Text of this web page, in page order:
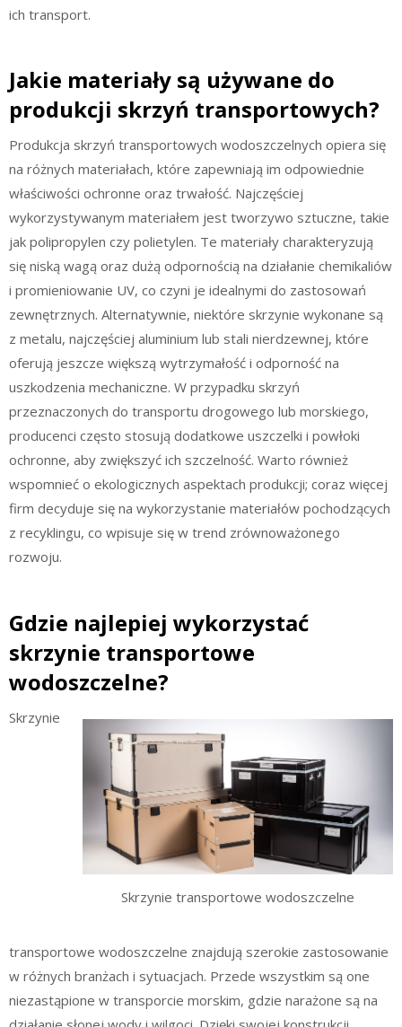
ich transport.
Jakie materiały są używane do
produkcji skrzyń transportowych?
Produkcja skrzyń transportowych wodoszczelnych opiera się
na różnych materiałach, które zapewniają im odpowiednie
właściwości ochronne oraz trwałość. Najczęściej
wykorzystywanym materiałem jest tworzywo sztuczne, takie
jak polipropylen czy polietylen. Te materiały charakteryzują
się niską wagą oraz dużą odpornością na działanie chemikaliów
i promieniowanie UV, co czyni je idealnymi do zastosowań
zewnętrznych. Alternatywnie, niektóre skrzynie wykonane są
z metalu, najczęściej aluminium lub stali nierdzewnej, które
oferują jeszcze większą wytrzymałość i odporność na
uszkodzenia mechaniczne. W przypadku skrzyń
przeznaczonych do transportu drogowego lub morskiego,
producenci często stosują dodatkowe uszczelki i powłoki
ochronne, aby zwiększyć ich szczelność. Warto również
wspomnieć o ekologicznych aspektach produkcji; coraz więcej
firm decyduje się na wykorzystanie materiałów pochodzących
z recyklingu, co wpisuje się w trend zrównoważonego
rozwoju.
Gdzie najlepiej wykorzystać
skrzynie transportowe
wodoszczelne?
Skrzynie transportowe wodoszczelne
Skrzynie
transportowe wodoszczelne znajdują szerokie zastosowanie
w różnych branżach i sytuacjach. Przede wszystkim są one
niezastąpione w transporcie morskim, gdzie narażone są na